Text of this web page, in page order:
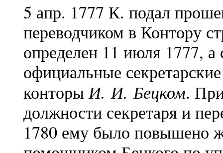
5 апр. 1777 К. подал
переводчиком в Контору
определен 11 июля 1777, а
официальные
конторыИ. И. Бецком.
должности секретаря и
1780 ему было повышено